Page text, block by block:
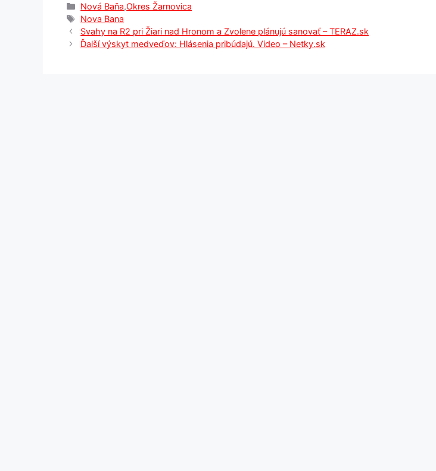
Kategórie
Nová Baňa,Okres Žarnovica
Značky
Nova Bana
Svahy na R2 pri Žiari nad Hronom a Zvolene plánujú sanovať – TERAZ.sk
Ďalší výskyt medveďov: Hlásenia pribúdajú. Video – Netky.sk